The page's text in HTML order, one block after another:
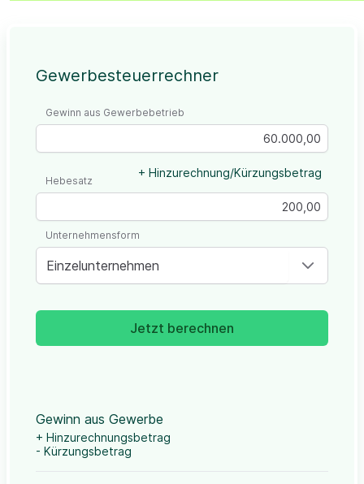
Gewerbesteuerrechner
Gewinn aus Gewerbebetrieb
+ Hinzurechnung/Kürzungsbetrag
Hebesatz
Einzelunternehmen
Unternehmensform
Jetzt berechnen
Gewinn aus Gewerbe
+ Hinzurechnungsbetrag
- Kürzungsbetrag